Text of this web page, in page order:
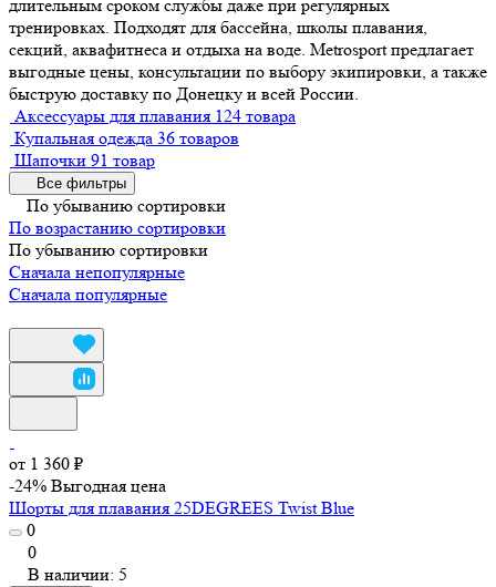
длительным сроком службы даже при регулярных
тренировках. Подходят для бассейна, школы плавания,
секций, аквафитнеса и отдыха на воде. Metrosport предлагает
выгодные цены, консультации по выбору экипировки, а также
быструю доставку по Донецку и всей России.
Аксессуары для плавания 124 товара
Купальная одежда 36 товаров
Шапочки 91 товар
Все фильтры
По убыванию сортировки
По возрастанию сортировки
По убыванию сортировки
Сначала непопулярные
Сначала популярные
от 1 360 ₽
-24% Выгодная цена
Шорты для плавания 25DEGREES Twist Blue
0
0
В наличии: 5